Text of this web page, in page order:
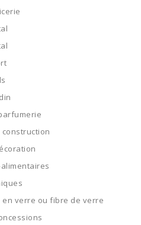
en verre ou fibre de verre